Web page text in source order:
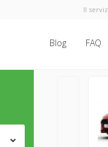
Il
Blog FAQ